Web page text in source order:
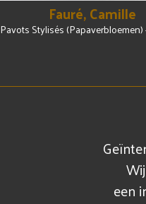
Fauré, Camille
Pavots Stylisés (Papaverbloemen)
een